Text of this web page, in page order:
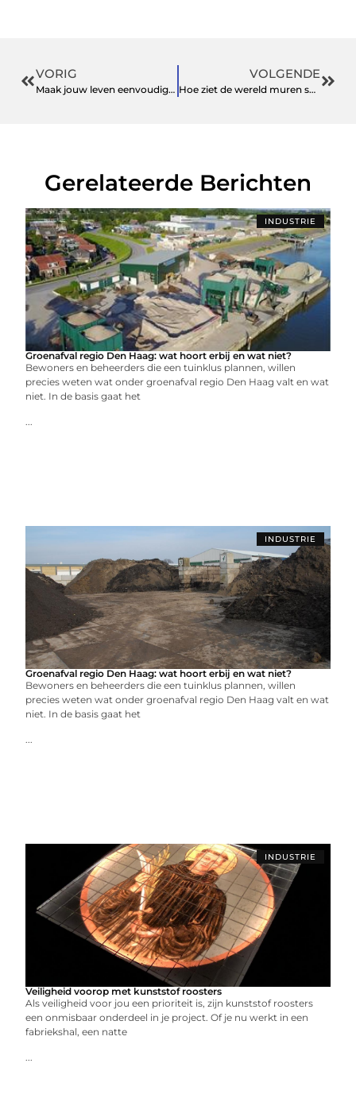
VORIG
Maak jouw leven eenvoudiger en productiever met een virtueel kantoor
VOLGENDE
Hoe ziet de wereld muren schilderenals schilder in den haag?
Gerelateerde Berichten
INDUSTRIE
Groenafval regio Den Haag: wat hoort erbij en wat niet?
Bewoners en beheerders die een tuinklus plannen, willen
precies weten wat onder groenafval regio Den Haag valt en wat
niet. In de basis gaat het
...
INDUSTRIE
Groenafval regio Den Haag: wat hoort erbij en wat niet?
Bewoners en beheerders die een tuinklus plannen, willen
precies weten wat onder groenafval regio Den Haag valt en wat
niet. In de basis gaat het
...
INDUSTRIE
Veiligheid voorop met kunststof roosters
Als veiligheid voor jou een prioriteit is, zijn kunststof roosters
een onmisbaar onderdeel in je project. Of je nu werkt in een
fabriekshal, een natte
...